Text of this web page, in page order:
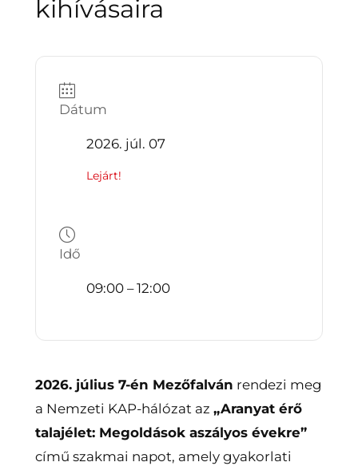
kihívásaira
Dátum
2026. júl. 07
Lejárt!
Idő
09:00 – 12:00
2026. július 7-én Mezőfalván rendezi meg
a Nemzeti KAP-hálózat az „Aranyat érő
talajélet: Megoldások aszályos évekre”
című szakmai napot, amely gyakorlati